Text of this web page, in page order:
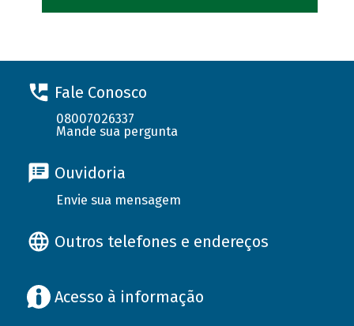
Fale Conosco
08007026337
Mande sua pergunta
Ouvidoria
Envie sua mensagem
Outros telefones e endereços
Acesso à informação